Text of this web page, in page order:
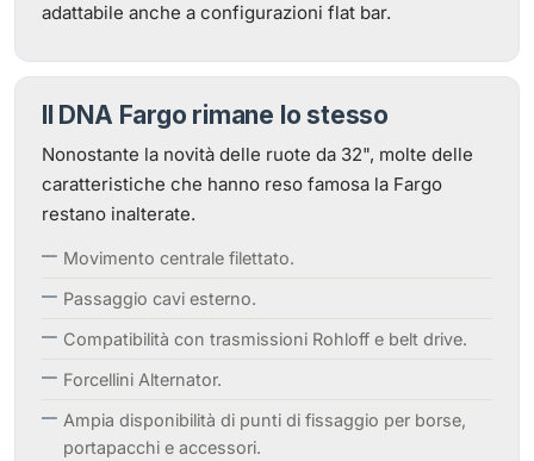
adattabile anche a configurazioni flat bar.
Il DNA Fargo rimane lo stesso
Nonostante la novità delle ruote da 32", molte delle
caratteristiche che hanno reso famosa la Fargo
restano inalterate.
Movimento centrale filettato.
Passaggio cavi esterno.
Compatibilità con trasmissioni Rohloff e belt drive.
Forcellini Alternator.
Ampia disponibilità di punti di fissaggio per borse,
portapacchi e accessori.